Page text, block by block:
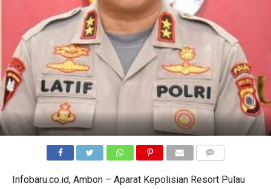
Infobaru.co.id, Ambon – Aparat Kepolisian Resort Pulau